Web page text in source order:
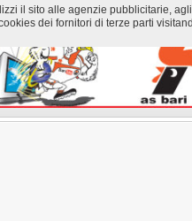
il sito alle agenzie pubblicitarie,
dei fornitori di terze parti